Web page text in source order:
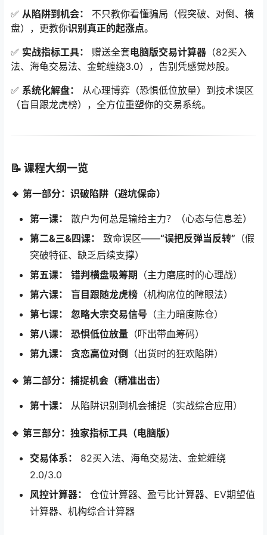
✅ 从陷阱到机会：
​ 不只教你看懂骗局（假突破、对倒、横
盘），更教你识别真正的起涨点。
✅ 实战指标工具： ​ 赠送全套电脑版交易计算器 （82买入
法、海龟交易法、金蛇缠绕3.0），告别凭感觉炒股。
✅ 系统化解盘：
​ 从心理博弈（恐惧低位放量）到技术误区
（盲目跟龙虎榜），全方位重塑你的交易系统。
📝 课程大纲一览
🔹 第一部分：识破陷阱（避坑保命）
第一课：
​ 散户为何总是输给主力？（心态与信息差）
第二&三&四课：
​ 致命误区——“误把反弹当反转” （假
突破特征、缺乏后续支撑）
第五课：
错判横盘吸筹期 （主力磨底时的心理战）
第六课：
盲目跟随龙虎榜 （机构席位的障眼法）
第七课：
忽略大宗交易信号 （主力暗度陈仓）
第八课：
恐惧低位放量 （吓出带血筹码）
第九课：
贪恋高位对倒 （出货时的狂欢陷阱）
🔹 第二部分：捕捉机会（精准出击）
第十课： ​ 从陷阱识别到机会捕捉（实战综合应用）
🔹 第三部分：独家指标工具（电脑版）
交易体系：
​ 82买入法、海龟交易法、金蛇缠绕
2.0/3.0
风控计算器：
​ 仓位计算器、盈亏比计算器、EV期望值
计算器、机构综合计算器